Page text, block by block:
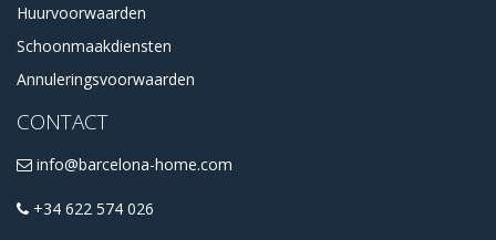
Huurvoorwaarden
Schoonmaakdiensten
Annuleringsvoorwaarden
CONTACT
info@barcelona-home.com
+34 622 574 026